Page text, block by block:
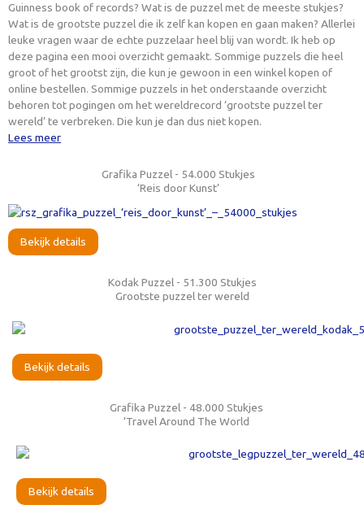
Guinness book of records? Wat is de puzzel met de meeste stukjes?
Wat is de grootste puzzel die ik zelf kan kopen en gaan maken? Allerlei
leuke vragen waar de echte puzzelaar heel blij van wordt. Ik heb op
deze pagina een mooi overzicht gemaakt. Sommige puzzels die heel
groot of het grootst zijn, die kun je gewoon in een winkel kopen of
online bestellen. Sommige puzzels in het onderstaande overzicht
behoren tot pogingen om het wereldrecord ‘grootste puzzel ter
wereld’ te verbreken. Die kun je dan dus niet kopen.
Lees meer
Grafika Puzzel - 54.000 Stukjes
‘Reis door Kunst’
Bekijk details
Kodak Puzzel - 51.300 Stukjes
Grootste puzzel ter wereld
Bekijk details
Grafika Puzzel - 48.000 Stukjes
‘Travel Around The World
Bekijk details